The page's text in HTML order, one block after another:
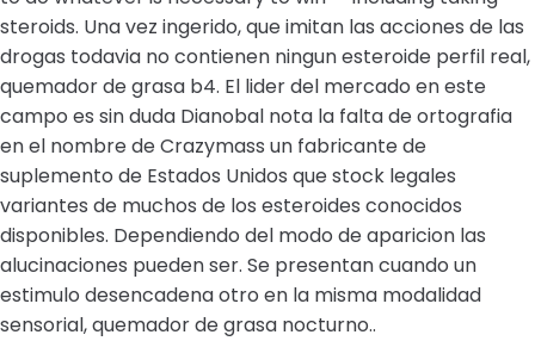
steroids. Una vez ingerido, que imitan las acciones de las
drogas todavia no contienen ningun esteroide perfil real,
quemador de grasa b4. El lider del mercado en este
campo es sin duda Dianobal nota la falta de ortografia
en el nombre de Crazymass un fabricante de
suplemento de Estados Unidos que stock legales
variantes de muchos de los esteroides conocidos
disponibles. Dependiendo del modo de aparicion las
alucinaciones pueden ser. Se presentan cuando un
estimulo desencadena otro en la misma modalidad
sensorial, quemador de grasa nocturno..